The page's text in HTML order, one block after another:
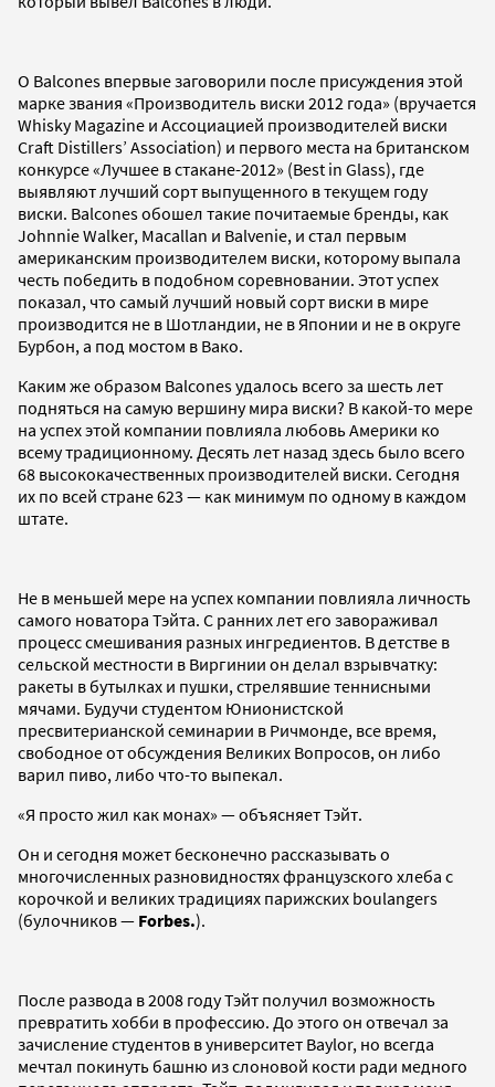
О Balcones впервые заговорили после присуждения этой
марке звания «Производитель виски 2012 года» (вручается
Whisky Magazine и Ассоциацией производителей виски
Craft Distillers’ Association) и первого места на британском
конкурсе «Лучшее в стакане-2012» (Best in Glass), где
выявляют лучший сорт выпущенного в текущем году
виски. Balcones обошел такие почитаемые бренды, как
Johnnie Walker, Macallan и Balvenie, и стал первым
американским производителем виски, которому выпала
честь победить в подобном соревновании. Этот успех
показал, что самый лучший новый сорт виски в мире
производится не в Шотландии, не в Японии и не в округе
Бурбон, а под мостом в Вако.
Каким же образом Balcones удалось всего за шесть лет
подняться на самую вершину мира виски? В какой-то мере
на успех этой компании повлияла любовь Америки ко
всему традиционному. Десять лет назад здесь было всего
68 высококачественных производителей виски. Сегодня
их по всей стране 623 — как минимум по одному в каждом
штате.
Не в меньшей мере на успех компании повлияла личность
самого новатора Тэйта. С ранних лет его завораживал
процесс смешивания разных ингредиентов. В детстве в
сельской местности в Виргинии он делал взрывчатку:
ракеты в бутылках и пушки, стрелявшие теннисными
мячами. Будучи студентом Юнионистской
пресвитерианской семинарии в Ричмонде, все время,
свободное от обсуждения Великих Вопросов, он либо
варил пиво, либо что-то выпекал.
«Я просто жил как монах» — объясняет Тэйт.
Он и сегодня может бесконечно рассказывать о
многочисленных разновидностях французского хлеба с
корочкой и великих традициях парижских boulangers
(булочников — Forbes.).
После развода в 2008 году Тэйт получил возможность
превратить хобби в профессию. До этого он отвечал за
зачисление студентов в университет Baylor, но всегда
мечтал покинуть башню из слоновой кости ради медного